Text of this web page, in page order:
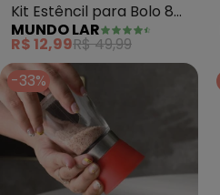
Kit Estêncil para Bolo 8
Peças
MUNDO LAR
R$ 12,99R$ 49,99
-33%